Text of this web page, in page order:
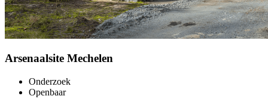
Arsenaalsite Mechelen
Onderzoek
Openbaar